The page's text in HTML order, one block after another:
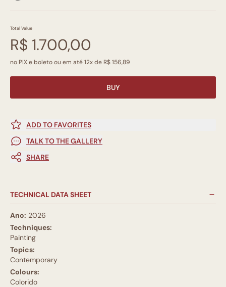
Total Value
R$ 1.700,00
no PIX e boleto ou em até 12x de R$ 156,89
BUY
ADD TO FAVORITES
TALK TO THE GALLERY
SHARE
TECHNICAL DATA SHEET
Ano: 2026
Techniques:
Painting
Topics:
Contemporary
Colours:
Colorido